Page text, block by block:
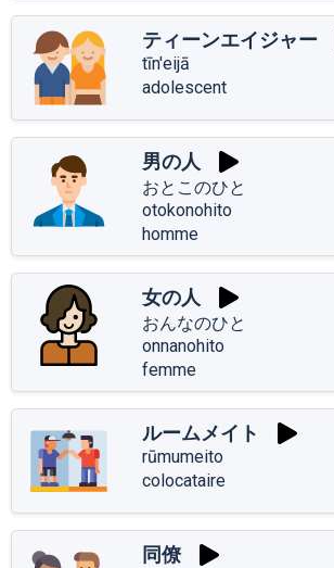
ティーンエイジャー
tīn'eijā
adolescent
男の人
おとこのひと
otokonohito
homme
女の人
おんなのひと
onnanohito
femme
ルームメイト
rūmumeito
colocataire
同僚